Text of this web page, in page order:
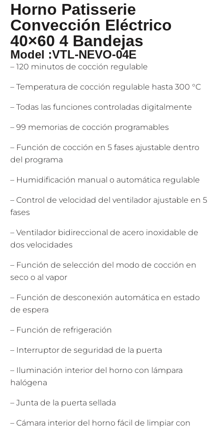
Horno Patisserie
Convección Eléctrico
40×60 4 Bandejas
Model :VTL-NEVO-04E
– 120 minutos de cocción regulable
– Temperatura de cocción regulable hasta 300 °C
– Todas las funciones controladas digitalmente
– 99 memorias de cocción programables
– Función de cocción en 5 fases ajustable dentro
del programa
– Humidificación manual o automática regulable
– Control de velocidad del ventilador ajustable en 5
fases
– Ventilador bidireccional de acero inoxidable de
dos velocidades
– Función de selección del modo de cocción en
seco o al vapor
– Función de desconexión automática en estado
de espera
– Función de refrigeración
– Interruptor de seguridad de la puerta
– Iluminación interior del horno con lámpara
halógena
– Junta de la puerta sellada
– Cámara interior del horno fácil de limpiar con